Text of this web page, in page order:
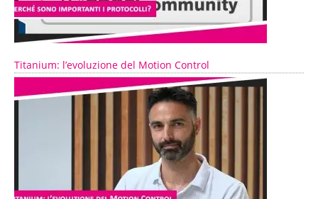
Titanium: l’evoluzione del Motion Control